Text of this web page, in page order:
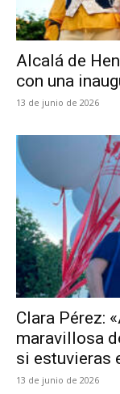
Alcalá de
con una
13 de junio de 2026
Clara Pérez:
maravillosa
si estuvieras
13 de junio de 2026